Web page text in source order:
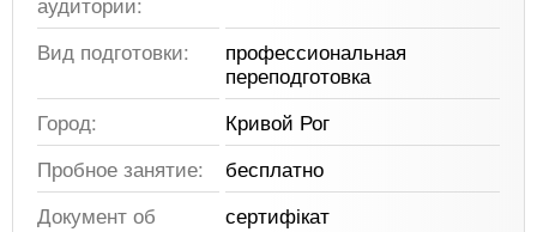
Вид подготовки:
профессиональная
переподготовка
Город:
Кривой Рог
Пробное занятие:
бесплатно
Документ об
сертифікат